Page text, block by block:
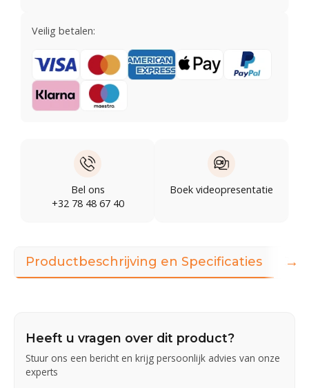
Veilig betalen:
Bel ons
+32 78 48 67 40
Boek videopresentatie
Productbeschrijving en Specificaties
Heeft u vragen over dit product?
Stuur ons een bericht en krijg persoonlijk advies van onze
experts
→